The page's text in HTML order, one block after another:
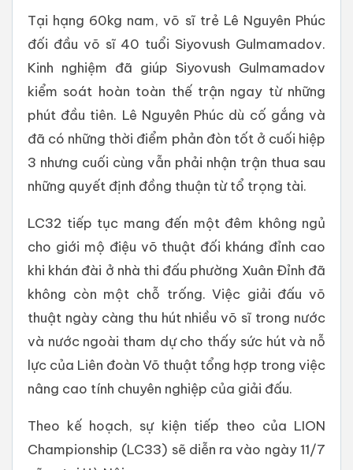
Tại hạng 60kg nam, võ sĩ trẻ Lê Nguyên Phúc
đối đầu võ sĩ 40 tuổi Siyovush Gulmamadov.
Kinh nghiệm đã giúp Siyovush Gulmamadov
kiểm soát hoàn toàn thế trận ngay từ những
phút đầu tiên. Lê Nguyên Phúc dù cố gắng và
đã có những thời điểm phản đòn tốt ở cuối hiệp
3 nhưng cuối cùng vẫn phải nhận trận thua sau
những quyết định đồng thuận từ tổ trọng tài.
LC32 tiếp tục mang đến một đêm không ngủ
cho giới mộ điệu võ thuật đối kháng đỉnh cao
khi khán đài ở nhà thi đấu phường Xuân Đỉnh đã
không còn một chỗ trống. Việc giải đấu võ
thuật ngày càng thu hút nhiều võ sĩ trong nước
và nước ngoài tham dự cho thấy sức hút và nỗ
lực của Liên đoàn Võ thuật tổng hợp trong việc
nâng cao tính chuyên nghiệp của giải đấu.
Theo kế hoạch, sự kiện tiếp theo của LION
Championship (LC33) sẽ diễn ra vào ngày 11/7